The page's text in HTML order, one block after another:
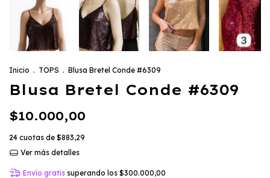
Inicio . TOPS . Blusa Bretel Conde #6309
Blusa Bretel Conde #6309
$10.000,00
24 cuotas de $883,29
Ver más detalles
Envío gratis superando los $300.000,00